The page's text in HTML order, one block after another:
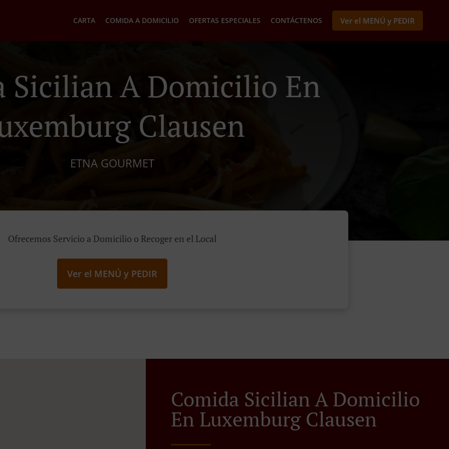
CARTA COMIDA A DOMICILIO OFERTAS ESPECIALES CONTÁCTENOS Ver el MENÚ y PEDIR
Sicilian A Domicilio En
Clausen
ETNA GOURMET
Ofrecemos Servicio a Domicilio o Recoger en el Local
Ver el MENÚ y PEDIR
Comida Sicilian A Domicilio
En Luxemburg Clausen